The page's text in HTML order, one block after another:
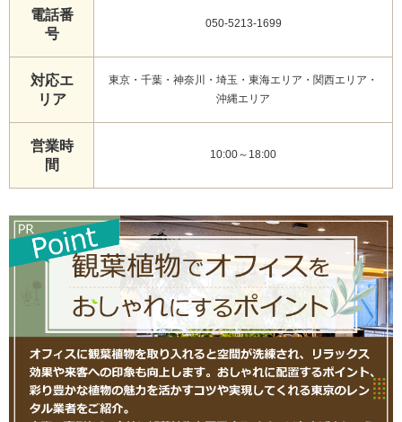
電話番
号
050-5213-1699
対応エ
リア
東京・千葉・神奈川・埼玉・東海エリア・関西エリア・
沖縄エリア
営業時
間
10:00～18:00